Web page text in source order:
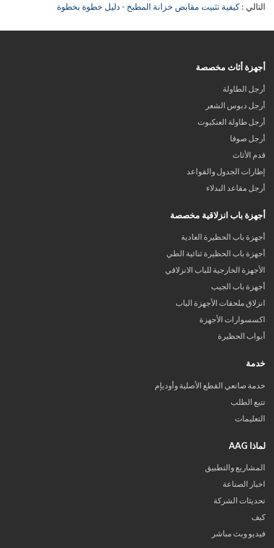
التالي كيفية تثبيت مقابض خزانة المطبخ - دليل خطوة بخطوة
أجهزة أثاث مخصصة
أرجل الطاولة
أرجل دبوس الشعر
أرجل طاولة العنكبوت
أرجل صوفا
قدم الأثاث
إطارات الجدول والقواعد
أرجل مقاعد البدلاء
أجهزة باب انزلاقية مخصصة
أجهزة باب الحظيرة العادية
أجهزة باب الحظيرة ثنائية الطي
الأجهزة الخارجية للباب الانزلاقي
أجهزة باب الجيب
انزلاق ملحقات الأجهزة الباب
اكسسوارات الأجهزة
أبواب الحظيرة
خدمة
خدمة صانعي القطع الأصلية وأوديإم
تتبع الطلب
التعليمات
لماذا AAG
المشاريع والتطبيق
اخبار الصناعة
تحديثات الشركة
كيف
فيديو وبث مباشر